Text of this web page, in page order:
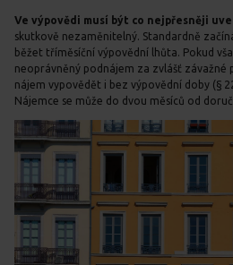
Ve výpovědi musí být co nejpřesněji
skutkově nezaměnitelný. Standardně
běžet tříměsíční výpovědní lhůta. Pokud
neoprávněný podnájem za zvlášť závažné
nájem vypovědět i bez výpovědní doby (§
Nájemce se může do dvou měsíců od